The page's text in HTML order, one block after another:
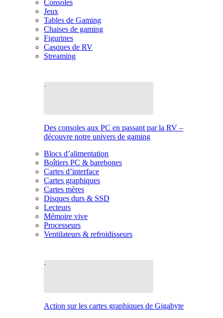
Consoles
Jeux
Tables de Gaming
Chaises de gaming
Figurines
Casques de RV
Streaming
Des consoles aux PC en passant par la RV –
découvre notre univers de gaming
Blocs d’alimentation
Boîtiers PC & barebones
Cartes d’interface
Cartes graphiques
Cartes mères
Disques durs & SSD
Lecteurs
Mémoire vive
Processeurs
Ventilateurs & refroidisseurs
Action sur les cartes graphiques de Gigabyte